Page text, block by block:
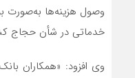
وصول هزینه‌ها
خدماتی در شأن حجاج
وی افزود: «همکاران